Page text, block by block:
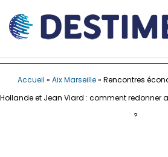
Accueil » Aix Marseille» Rencontres
Hollande et Jean Viard : comment redonner
?